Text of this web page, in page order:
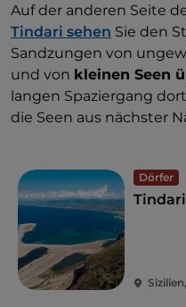
Auf der anderen Seite
Tindari sehen Sie den
Sandzungen von
und von kleinen Seen
langen Spaziergang
die Seen aus nächster
Dörfer
Tindari